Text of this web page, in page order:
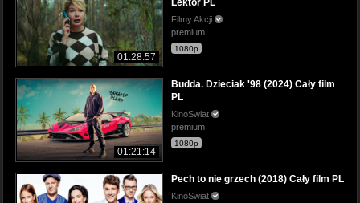
01:28:57
Lektor PL
Filmy Akcji
premium
1080p
01:21:14
Budda. Dzieciak '98 (2024) Cały film
PL
KinoSwiat
premium
1080p
Pech to nie grzech (2018) Cały film PL
KinoSwiat